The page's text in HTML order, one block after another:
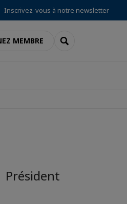
Inscrivez-vous à notre newsletter
MEMBRE RECHERCHER
Président